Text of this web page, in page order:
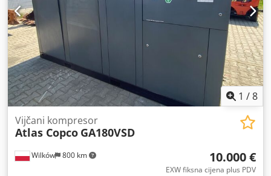
1 /8
Wilków 800 km
Vijčani kompresor
Atlas Copco GA180VSD
10.000 €
EXW fiksna cijena plus PDV